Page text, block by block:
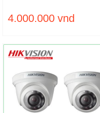
4.000.000 vnd